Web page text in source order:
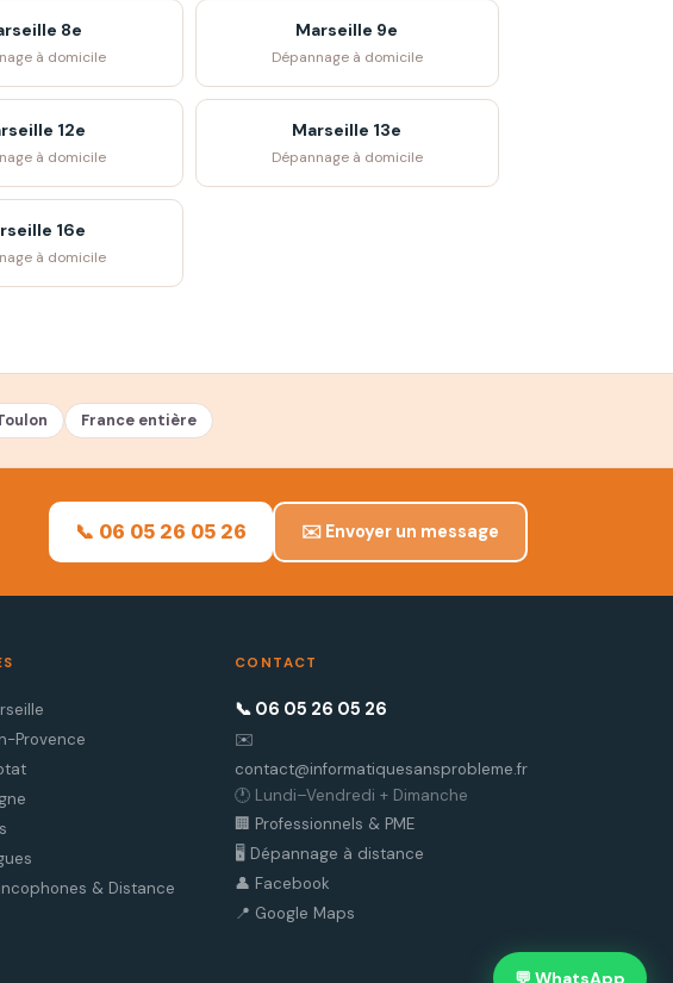
8e
à domicile
Marseille 9e
Dépannage à domicile
12e
à domicile
Marseille 13e
Dépannage à domicile
16e
à domicile
France entière
📞 06 05 26 05 26 ✉️ Envoyer un message
Provence
& Distance
CONTACT
📞 06 05 26 05 26
✉️
contact@informatiquesansprobleme.fr
🕐 Lundi–Vendredi + Dimanche
🏢 Professionnels & PME
🖥️ Dépannage à distance
👤 Facebook
📍 Google Maps
💬 WhatsApp